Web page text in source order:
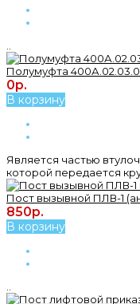
Полумуфта
0р.
В корзину
Является частью
которой передается
Пост вызывной ПЛВ-1
850р.
В корзину